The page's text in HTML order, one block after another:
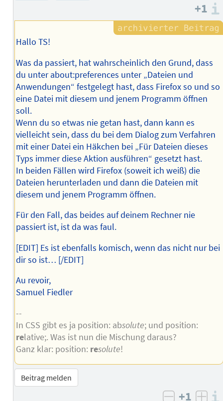
+1
Hallo TS!
Was da passiert, hat wahrscheinlich den Grund, dass
du unter about:preferences unter „Dateien und
Anwendungen“ festgelegt hast, dass Firefox so und so
eine Datei mit diesem und jenem Programm öffnen
soll.
Wenn du so etwas nie getan hast, dann kann es
vielleicht sein, dass du bei dem Dialog zum Verfahren
mit einer Datei ein Häkchen bei „Für Dateien dieses
Typs immer diese Aktion ausführen“ gesetzt hast.
In beiden Fällen wird Firefox (soweit ich weiß) die
Dateien herunterladen und dann die Dateien mit
diesem und jenem Programm öffnen.
Für den Fall, das beides auf deinem Rechner nie
passiert ist, ist da was faul.
[EDIT] Es ist ebenfalls komisch, wenn das nicht nur bei
dir so ist… [/EDIT]
Au revoir,
Samuel Fiedler
--
In CSS gibt es ja position: absolute; und position:
relative;. Was ist nun die Mischung daraus?
Ganz klar: position: resolute!
Beitrag melden
+1